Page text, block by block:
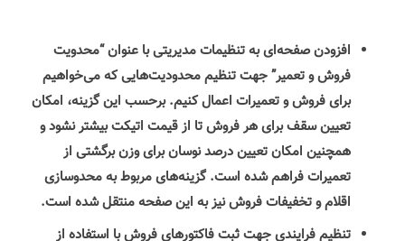
افزودن صفحه‌ای به تنظیمات مدیریتی با عنوان “محدویت
فروش و تعمیر” جهت تنظیم محدودیت‌هایی که می‌خواهیم
برای فروش و تعمیرات اعمال کنیم. برحسب این گزینه، امکان
تعیین سقف برای هر فروش تا از قیمت اتیکت بیشتر نشود و
همچنین امکان تعیین درصد نوسان برای وزن برگشتی از
تعمیرات فراهم شده است. گزینه‌های مربوط به محدوسازی
اقلام و تخفیفات فروش نیز به این صفحه منتقل شده است.
تنظیم فرایندی جهت ثبت فاکتورهای فروش با استفاده از